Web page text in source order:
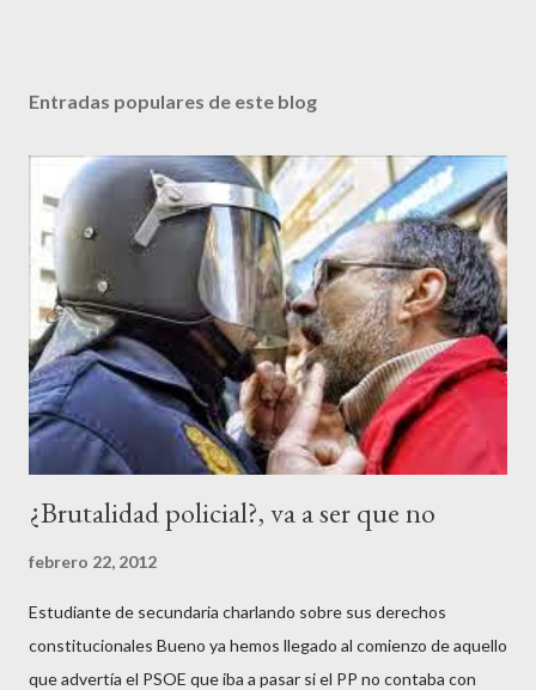
Entradas populares de este blog
¿Brutalidad policial?, va a ser que no
febrero 22, 2012
Estudiante de secundaria charlando sobre sus derechos
constitucionales Bueno ya hemos llegado al comienzo de aquello
que advertía el PSOE que iba a pasar si el PP no contaba con